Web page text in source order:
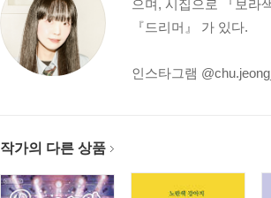
으며, 시집으로 『보라
『드리머』 가 있다.
인스타그램
작가의 다른 상품